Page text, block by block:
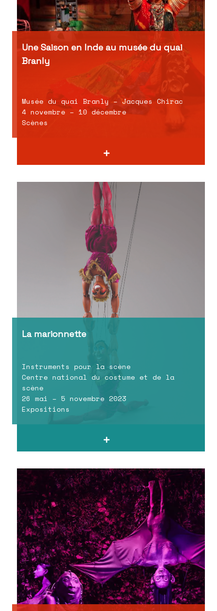
Une Saison en Inde au musée du quai
Branly
Musée du quai Branly – Jacques Chirac
4 novembre – 10 décembre
Scènes
La marionnette
Instruments pour la scène
Centre national du costume et de la
scène
26 mai – 5 novembre 2023
Expositions